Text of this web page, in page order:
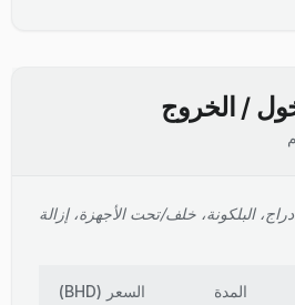
/ الخروج
البلكونة، خلف/تحت الأجهزة، إزالة
المدة السعر (
BHD
)